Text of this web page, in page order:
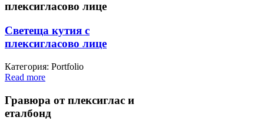
плексигласово лице
Светеща кутия с
плексигласово лице
Категория: Portfolio
Read more
Гравюра от плексиглас и
еталбонд